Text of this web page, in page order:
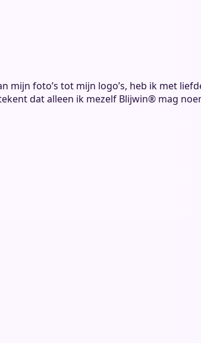
mijn foto’s tot mijn logo’s, heb ik met
dat alleen ik mezelf Blijwin® mag